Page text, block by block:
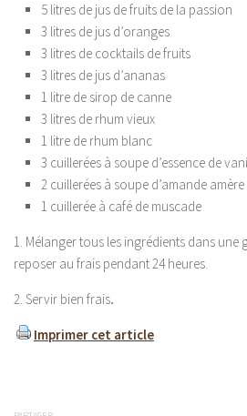
5 litres de jus de fruits de la passion
3 litres de jus d’oranges
3 litres de cocktails de fruits
3 litres de jus d’ananas
1 litre de sirop de canne
3 litres de rhum vieux
1 litre de rhum blanc
3 cuillerées à soupe d’essence de
2 cuillerées à soupe d’amande amère
1 cuillerée à café de muscade
1. Mélanger tous les ingrédients dans une
reposer au frais pendant 24 heures.
2. Servir bien frais.
Imprimer cet article